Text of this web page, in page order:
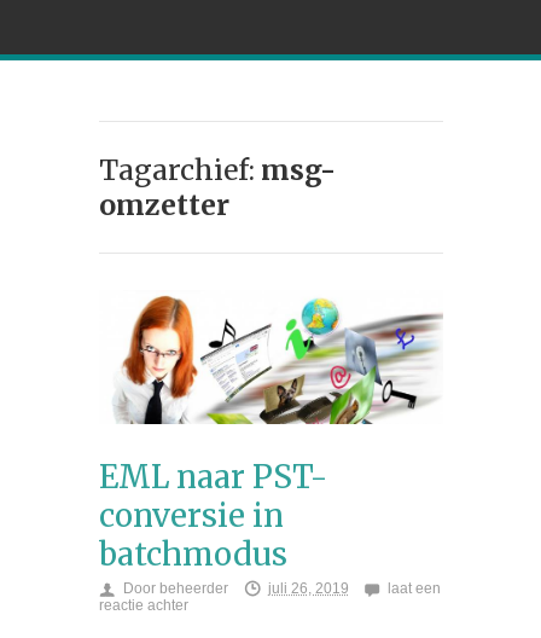
Tagarchief: msg-
omzetter
EML naar PST-
conversie in
batchmodus
Door beheerder juli 26, 2019
laat een
reactie achter